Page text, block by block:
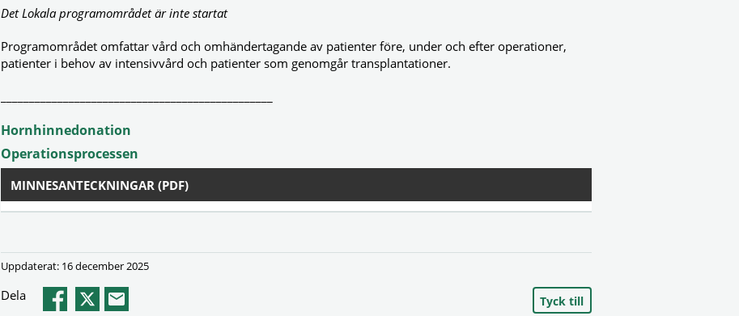
Det Lokala programområdet är inte startat
Programområdet omfattar vård och omhändertagande av patienter före, under och efter operationer,
patienter i behov av intensivvård och patienter som genomgår transplantationer.
Hornhinnedonation
Operationsprocessen
MINNESANTECKNINGAR (PDF)
Uppdaterat: 16 december 2025
Dela Tyck till